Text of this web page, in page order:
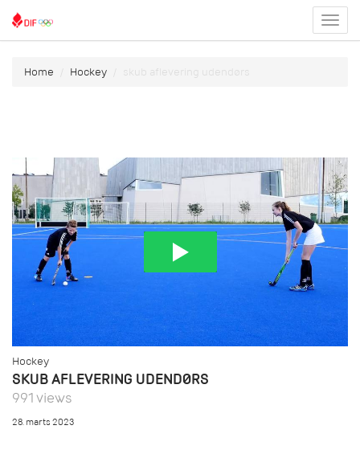
menu
Home Hockey skub aflevering udendørs
Hockey
SKUB AFLEVERING UDENDØRS
991 views
28. marts 2023